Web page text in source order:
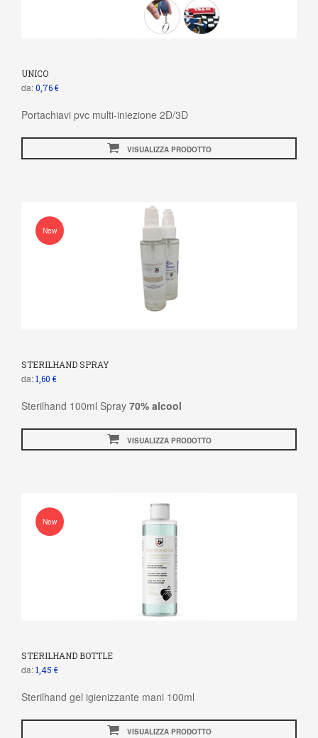
UNICO
da:0,76 €
Portachiavi pvc multi-iniezione 2D/3D
VISUALIZZA PRODOTTO
New
STERILHAND SPRAY
da:1,60 €
Sterilhand 100ml Spray 70% alcool
VISUALIZZA PRODOTTO
New
STERILHAND BOTTLE
da:1,45 €
Sterilhand gel igienizzante mani 100ml
VISUALIZZA PRODOTTO